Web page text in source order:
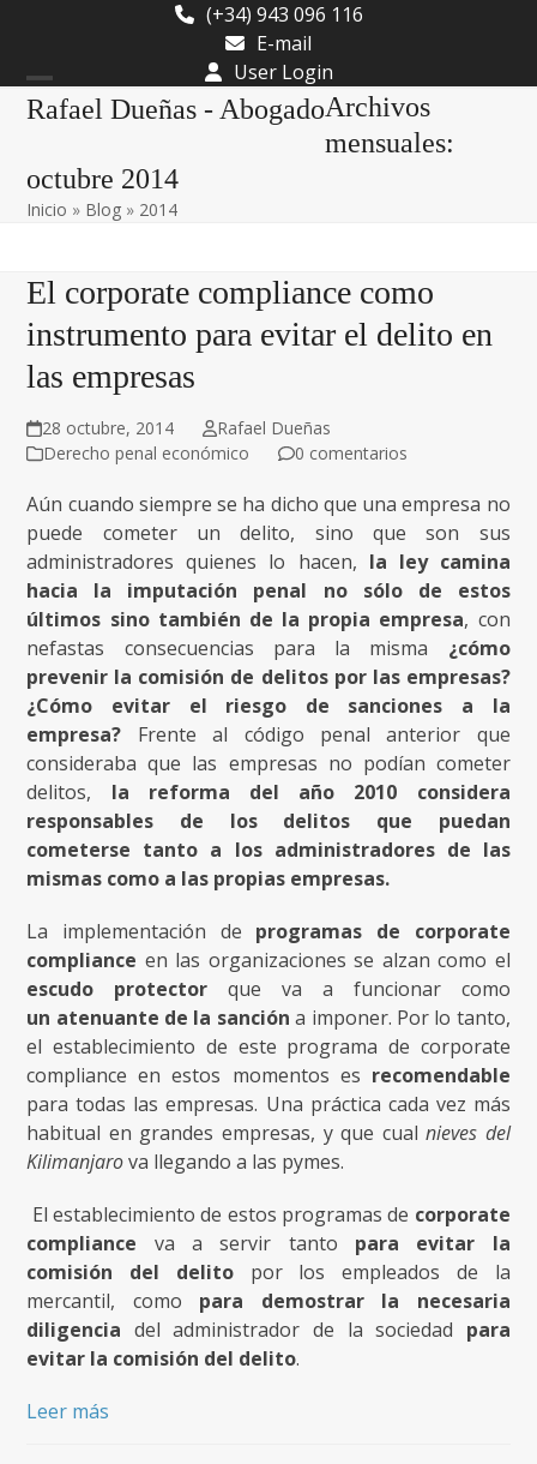
content
(+34) 943 096 116
E-mail
User Login
Rafael Dueñas - Abogado
Open
menu
Close
menu
Archivos
mensuales:
octubre 2014
Inicio » Blog » 2014
El corporate compliance como
instrumento para evitar el delito en
las empresas
28 octubre, 2014
Rafael Dueñas
Derecho penal económico
0 comentarios
Aún cuando siempre se ha dicho que una empresa no
puede cometer un delito, sino que son sus
administradores quienes lo hacen, la ley camina
hacia la imputación penal no sólo de estos
últimos sino también de la propia empresa, con
nefastas consecuencias para la misma ¿cómo
prevenir la comisión de delitos por las empresas?
¿Cómo evitar el riesgo de sanciones a la
empresa? Frente al código penal anterior que
consideraba que las empresas no podían cometer
delitos, la reforma del año 2010 considera
responsables de los delitos que puedan
cometerse tanto a los administradores de las
mismas como a las propias empresas.
La implementación de programas de corporate
compliance en las organizaciones se alzan como el
escudo protector que va a funcionar como
un atenuante de la sanción a imponer. Por lo tanto,
el establecimiento de este programa de corporate
compliance en estos momentos es recomendable
para todas las empresas. Una práctica cada vez más
habitual en grandes empresas, y que cual nieves del
Kilimanjarova llegando a las pymes.
El establecimiento de estos programas de corporate
compliance va a servir tanto para evitar la
comisión del delitopor los empleados de la
mercantil, como para demostrar la necesaria
diligencia del administrador de la sociedad para
evitar la comisión del delito.
Leer más